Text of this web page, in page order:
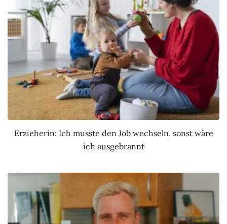
Erzieherin: Ich musste den Job wechseln, sonst wäre
ich ausgebrannt